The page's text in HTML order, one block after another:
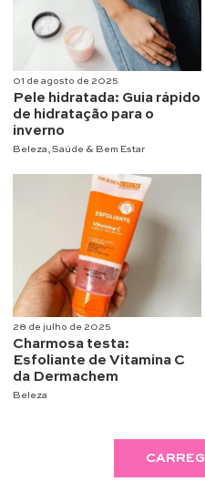
01 de agosto de 2025
Pele hidratada: Guia rápido
de hidratação para o
inverno
Beleza Saúde & Bem Estar
28 de julho de 2025
Charmosa testa:
Esfoliante de Vitamina C
da Dermachem
Beleza